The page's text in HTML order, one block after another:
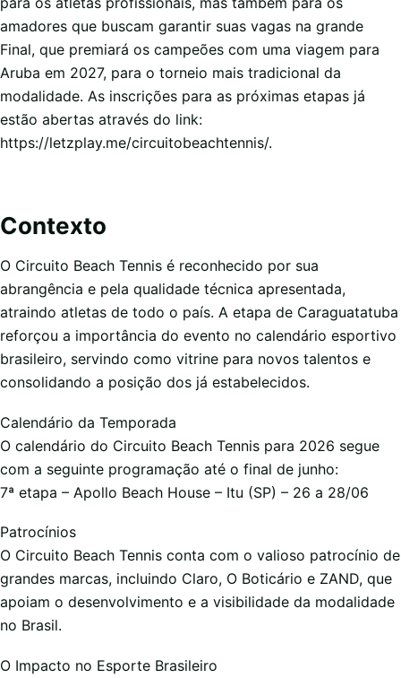
amadores que buscam garantir suas vagas na grande
Final, que premiará os campeões com uma viagem para
Aruba em 2027, para o torneio mais tradicional da
modalidade. As inscrições para as próximas etapas já
estão abertas através do link:
https://letzplay.me/circuitobeachtennis/.
Contexto
O Circuito Beach Tennis é reconhecido por sua
abrangência e pela qualidade técnica apresentada,
atraindo atletas de todo o país. A etapa de Caraguatatuba
reforçou a importância do evento no calendário esportivo
brasileiro, servindo como vitrine para novos talentos e
consolidando a posição dos já estabelecidos.
Calendário da Temporada
O calendário do Circuito Beach Tennis para 2026 segue
com a seguinte programação até o final de junho:
7ª etapa – Apollo Beach House – Itu (SP) – 26 a 28/06
Patrocínios
O Circuito Beach Tennis conta com o valioso patrocínio de
grandes marcas, incluindo Claro, O Boticário e ZAND, que
apoiam o desenvolvimento e a visibilidade da modalidade
no Brasil.
O Impacto no Esporte Brasileiro